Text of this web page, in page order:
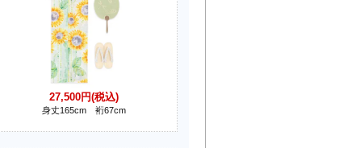
27,500円(税込)
身丈165cm 裄67cm